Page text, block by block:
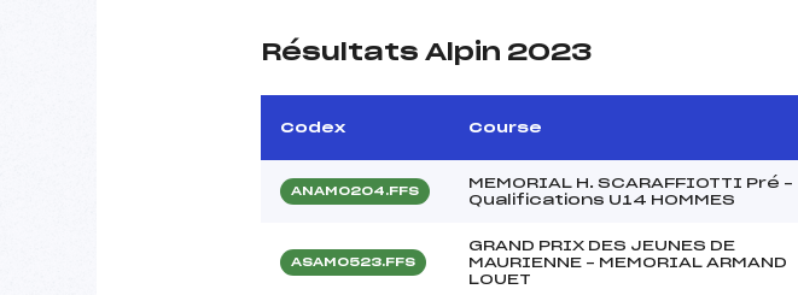
Résultats Alpin 2023
Codex Course
ANAM0204.FFS
MEMORIAL H. SCARAFFIOTTI Pré –
Qualifications U14 HOMMES
ASAM0523.FFS
GRAND PRIX DES JEUNES DE
MAURIENNE – MEMORIAL ARMAND
LOUET